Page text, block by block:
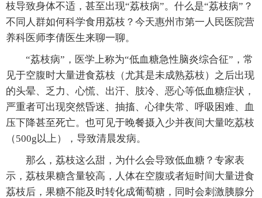
枝导致身体不适，甚至出现“荔枝病”。什么是“荔枝病”？
不同人群如何科学食用荔枝？今天惠州市第一人民医院营
养科医师李倩医生来聊一聊。
“荔枝病”，医学上称为“低血糖急性脑炎综合征”，常
见于空腹时大量进食荔枝（尤其是未成熟荔枝）之后出现
的头晕、乏力、心慌、出汗、肢冷、恶心等低血糖症状，
严重者可出现突然昏迷、抽搐、心律失常、呼吸困难、血
压下降甚至死亡。也可见于晚餐摄入少并夜间大量吃荔枝
（500g以上），导致清晨发病。
那么，荔枝这么甜，为什么会导致低血糖？专家表
示，荔枝果糖含量较高，人体在空腹或者短时间大量进食
荔枝后，果糖不能及时转化成葡萄糖，同时会刺激胰腺分